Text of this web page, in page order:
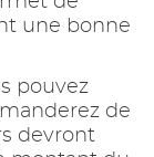
une bonne
pouvez
de
devront